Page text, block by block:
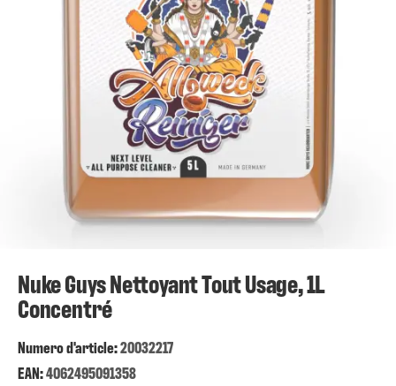
Nuke Guys Nettoyant Tout Usage, 1L
Concentré
Numero d'article:20032217
EAN:4062495091358